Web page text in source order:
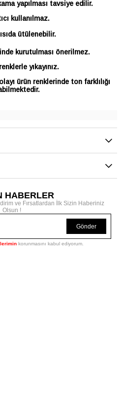
yapılması tavsiye edilir.
kullanılmaz.
ütülenebilir.
kurutulması önerilmez.
yıkayınız.
ürün renklerinde ton farklılığı
HABERLER
ve Fırsatlardan İlk Sizin Haberiniz
Olsun !
Gönder
korunmasını kabul ediyorum.